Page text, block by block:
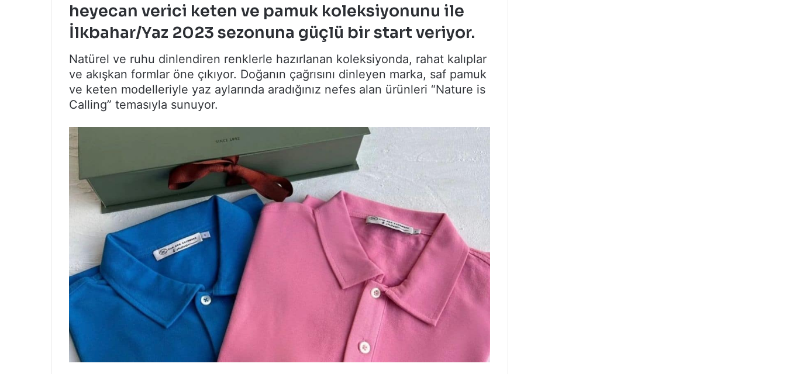
heyecan verici keten ve pamuk koleksiyonunu ile
İlkbahar/Yaz 2023 sezonuna güçlü bir start veriyor.
Natürel ve ruhu dinlendiren renklerle hazırlanan koleksiyonda, rahat kalıplar
ve akışkan formlar öne çıkıyor. Doğanın çağrısını dinleyen marka, saf pamuk
ve keten modelleriyle yaz aylarında aradığınız nefes alan ürünleri “Nature is
Calling” temasıyla sunuyor.